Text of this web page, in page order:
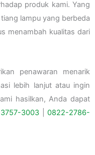
produk kami. Yang
lampu yang berbeda
menambah kualitas dari
penawaran menarik
lebih lanjut atau ingin
hasilkan, Anda dapat
3003 |0822-2786-